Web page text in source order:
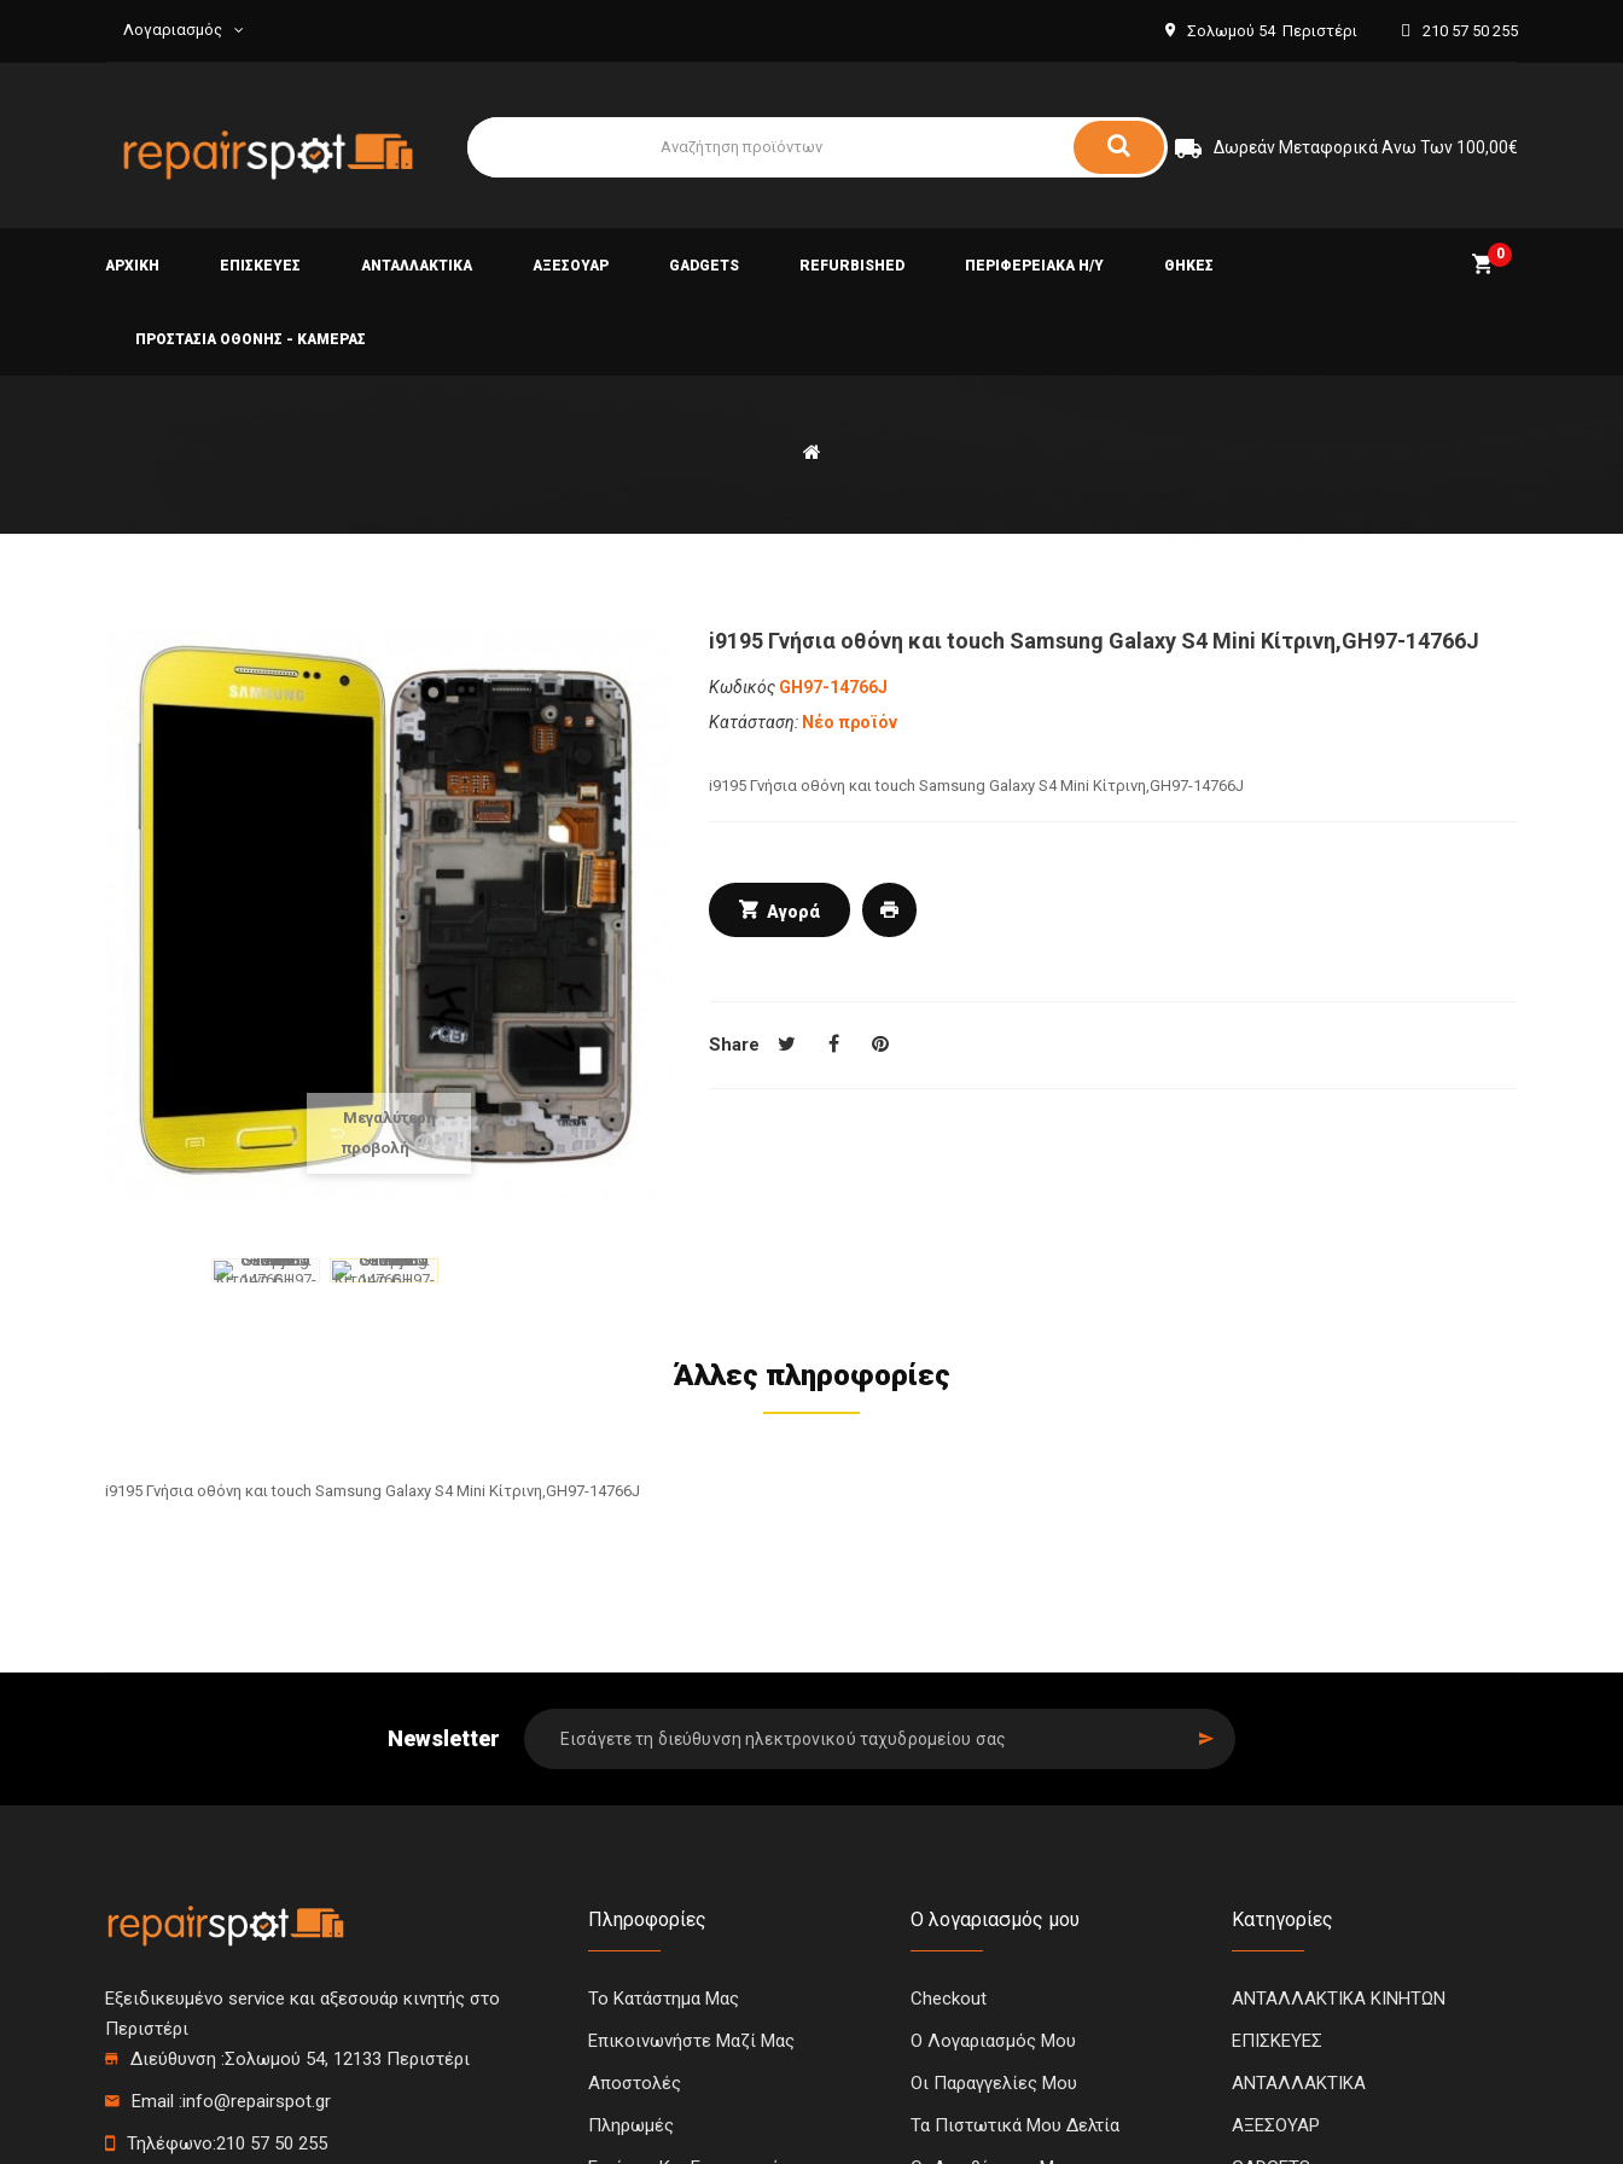
Λογαριασμός Σολωμού 54 Περιστέρι 210 57 50 255
0
Δωρεάν Μεταφορικά Ανω Των 100,00€
ΑΡΧΙΚΗ ΕΠΙΣΚΕΥΕΣ ΑΝΤΑΛΛΑΚΤΙΚΑ ΑΞΕΣΟΥΑΡ GADGETS REFURBISHED ΠΕΡΙΦΕΡΕΙΑΚΑ Η/Υ ΘΗΚΕΣ
ΠΡΟΣΤΑΣΙΑ ΟΘΟΝΗΣ - ΚΑΜΕΡΑΣ
Μεγαλύτερη
προβολή
i9195 Γνήσια οθόνη και touch Samsung Galaxy S4 Mini Κίτρινη,GH97-14766J
Κωδικός GH97-14766J
Κατάσταση: Νέο προϊόν
i9195 Γνήσια οθόνη και touch Samsung Galaxy S4 Mini Κίτρινη,GH97-14766J
Αγορά
Share
Άλλες πληροφορίες
i9195 Γνήσια οθόνη και touch Samsung Galaxy S4 Mini Κίτρινη,GH97-14766J
Newsletter
SIGN UP
Εξειδικευμένο service και αξεσουάρ κινητής στο
Περιστέρι
Διεύθυνση :Σολωμού 54, 12133 Περιστέρι
Email :info@repairspot.gr
Τηλέφωνο:210 57 50 255
Πληροφορίες
Το Κατάστημα Μας
Επικοινωνήστε Μαζί Μας
Αποστολές
Πληρωμές
Ο λογαριασμός μου
Checkout
Ο Λογαριασμός Μου
Οι Παραγγελίες Μου
Τα Πιστωτικά Μου Δελτία
Κατηγορίες
ΑΝΤΑΛΛΑΚΤΙΚΑ ΚΙΝΗΤΩΝ
ΕΠΙΣΚΕΥΕΣ
ΑΝΤΑΛΛΑΚΤΙΚΑ
ΑΞΕΣΟΥΑΡ